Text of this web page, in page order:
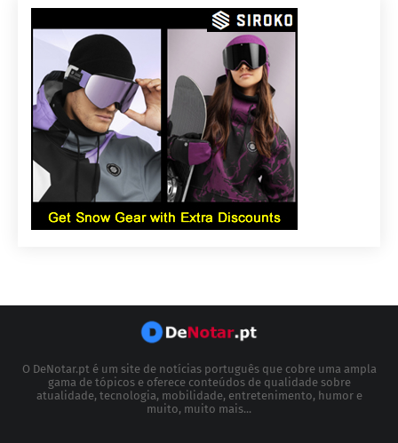
O DeNotar.pt é um site de notícias português que cobre uma ampla
gama de tópicos e oferece conteúdos de qualidade sobre
atualidade, tecnologia, mobilidade, entretenimento, humor e
muito, muito mais...